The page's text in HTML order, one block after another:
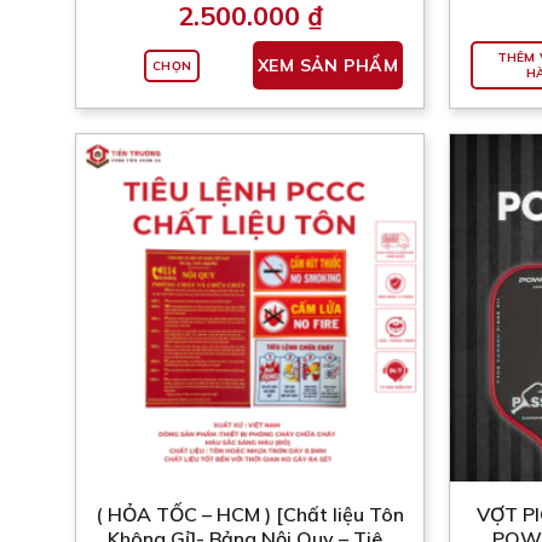
2.500.000 ₫
CHỌN XEM SẢN PHẨM
Sản
Các
tùy
chọn
có
thể
được
phẩm
THÊM
( HỎA TỐC – HCM ) [Chất liệu Tôn
VỢT